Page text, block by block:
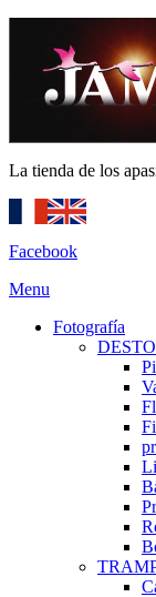
La tienda de los
Facebook
Menu
Fotografía